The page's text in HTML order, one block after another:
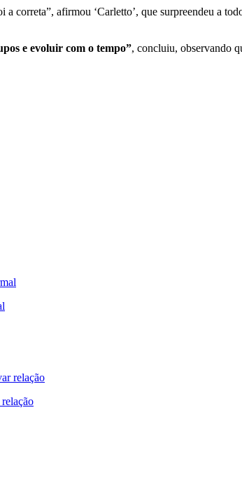
correta”, afirmou ‘Carletto’, que surpreendeu a
e evoluir com o tempo”, concluiu, observando